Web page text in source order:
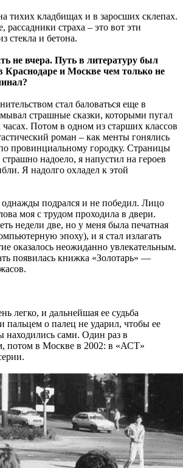
тихих кладбищах и в заросших склепах.
рассадники страха – это вот эти
стекла и бетона.
не вчера. Путь в литературу был
Краснодаре и Москве чем только не
стал баловаться еще в
страшные сказки, которыми пугал
Потом в одном из старших классов
роман – как менты гонялись
провинциальному городку. Страницы
надоело, я напустил на героев
Я надолго охладел к этой
однажды подрался и не победил. Лицо
моя с трудом проходила в двери.
недели две, но у меня была печатная
эпоху), и я стал излагать
оказалось неожиданно увлекательным.
появилась книжка «Золотарь» —
легко, и дальнейшая ее судьба
пальцем о палец не ударил, чтобы ее
находились сами. Один раз в
потом в Москве в 2002: в «АСТ»